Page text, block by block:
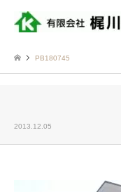
PB180745
2013.12.05